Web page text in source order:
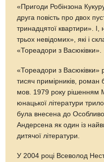
«Пригоди Робінзона
друга повість про двох
тринадцятої квартири».
трьох невідомих», які і
«Тореадори з Васюківки».
«Тореадори з Васюківки»
тисяч примірників,
мов. 1979 року рішенням
юнацької літератури
була внесена до
Андерсена як один із
дитячої літератури.
У 2004 році Всеволод